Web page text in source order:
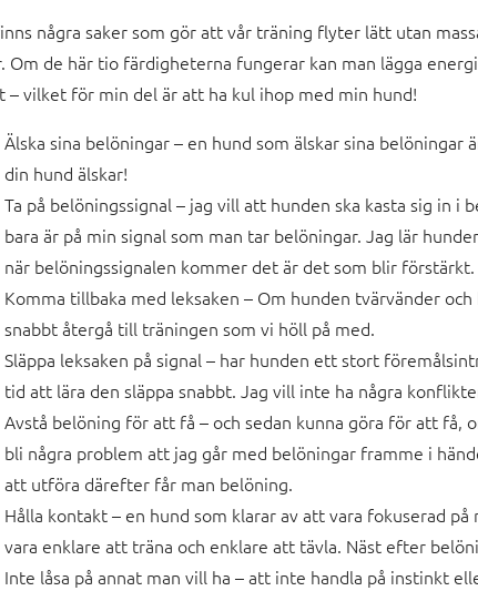
några saker som gör att vår träning flyter lätt utan
Om de här tio färdigheterna fungerar kan man lägga
– vilket för min del är att ha kul ihop med min hund!
Älska sina belöningar – en hund som älskar sina
din hund älskar!
Ta på belöningssignal – jag vill att hunden ska kasta sig in
bara är på min signal som man tar belöningar. Jag lär
när belöningssignalen kommer det är det som blir förstärkt.
Komma tillbaka med leksaken – Om hunden tvärvänder
snabbt återgå till träningen som vi höll på med.
Släppa leksaken på signal – har hunden ett stort
tid att lära den släppa snabbt. Jag vill inte ha några
Avstå belöning för att få – och sedan kunna göra för att
bli några problem att jag går med belöningar framme i
att utföra därefter får man belöning.
Hålla kontakt – en hund som klarar av att vara fokuserad
vara enklare att träna och enklare att tävla. Näst efter
Inte låsa på annat man vill ha – att inte handla på instinkt